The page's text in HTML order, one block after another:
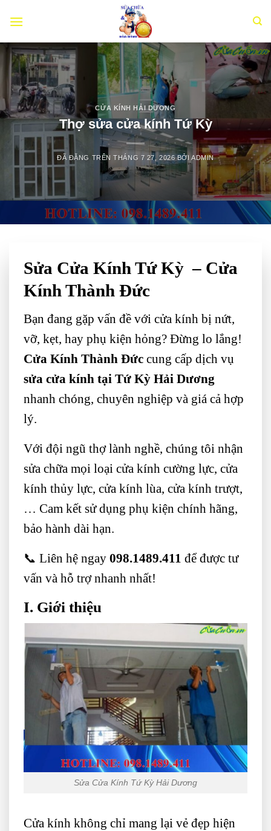
đến
dung
CỬA KÍNH HẢI DƯƠNG
Thợ sửa cửa kính Tứ Kỳ
ĐÃ ĐĂNG TRÊNTHÁNG 7 27, 2026 BỞIADMIN
Sửa Cửa Kính Tứ Kỳ – Cửa
Kính Thành Đức
Bạn đang gặp vấn đề với cửa kính bị nứt,
vỡ, kẹt, hay phụ kiện hỏng? Đừng lo lắng!
Cửa Kính Thành Đức cung cấp dịch vụ
sửa cửa kính tại Tứ Kỳ Hải Dương
nhanh chóng, chuyên nghiệp và giá cả hợp
lý.
Với đội ngũ thợ lành nghề, chúng tôi nhận
sửa chữa mọi loại cửa kính cường lực, cửa
kính thủy lực, cửa kính lùa, cửa kính trượt,
… Cam kết sử dụng phụ kiện chính hãng,
bảo hành dài hạn.
📞 Liên hệ ngay 098.1489.411 để được tư
vấn và hỗ trợ nhanh nhất!
I. Giới thiệu
Sửa Cửa Kính Tứ Kỳ Hải Dương
Cửa kính không chỉ mang lại vẻ đẹp hiện